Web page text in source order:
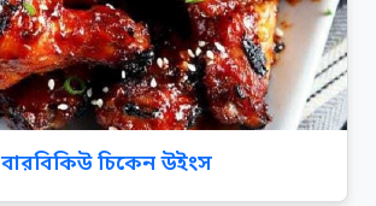
বারবিকিউ চিকেন উইংস